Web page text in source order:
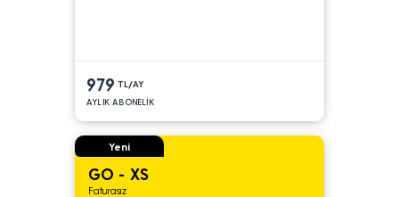
979 TL/AY
AYLIK ABONELİK
Yeni
GO - XS
Faturasız